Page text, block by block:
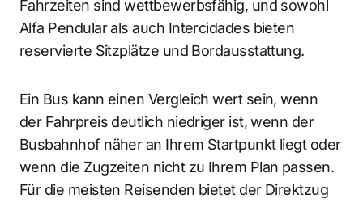
Fahrzeiten sind wettbewerbsfähig, und sowohl
Alfa Pendular als auch Intercidades bieten
reservierte Sitzplätze und Bordausstattung.
Ein Bus kann einen Vergleich wert sein, wenn
der Fahrpreis deutlich niedriger ist, wenn der
Busbahnhof näher an Ihrem Startpunkt liegt oder
wenn die Zugzeiten nicht zu Ihrem Plan passen.
Für die meisten Reisenden bietet der Direktzug